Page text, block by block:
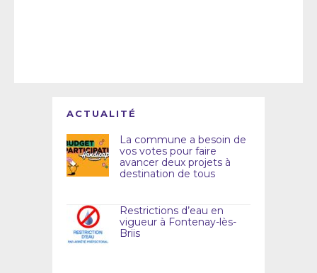
ACTUALITÉ
La commune a besoin de
vos votes pour faire
avancer deux projets à
destination de tous
Restrictions d’eau en
vigueur à Fontenay-lès-
Briis